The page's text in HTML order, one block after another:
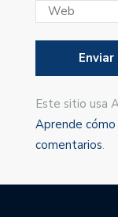
Este sitio usa
Aprende
comentarios.